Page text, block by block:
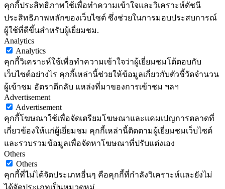
คุกกี้ประสิทธิภาพใช้เพื่อทำความเข้าใจและวิเคราะห์ดัชนี
ประสิทธิภาพหลักของเว็บไซต์ ซึ่งช่วยในการมอบประสบการณ์
ผู้ใช้ที่ดีขึ้นสำหรับผู้เยี่ยมชม.
Analytics
Analytics
คุกกี้วิเคราะห์ใช้เพื่อทำความเข้าใจว่าผู้เยี่ยมชมโต้ตอบกับ
เว็บไซต์อย่างไร คุกกี้เหล่านี้ช่วยให้ข้อมูลเกี่ยวกับตัวชี้วัดจำนวน
ผู้เข้าชม อัตราตีกลับ แหล่งที่มาของการเข้าชม ฯลฯ
Advertisement
Advertisement
คุกกี้โฆษณาใช้เพื่อจัดเตรียมโฆษณาและแคมเปญการตลาดที่
เกี่ยวข้องให้แก่ผู้เยี่ยมชม คุกกี้เหล่านี้ติดตามผู้เยี่ยมชมเว็บไซต์
และรวบรวมข้อมูลเพื่อจัดหาโฆษณาที่ปรับแต่งเอง
Others
Others
คุกกี้ที่ไม่ได้จัดประเภทอื่นๆ คือคุกกี้ที่กำลังวิเคราะห์และยังไม่
ได้จัดประเภทเป็นหมวดหมู่.